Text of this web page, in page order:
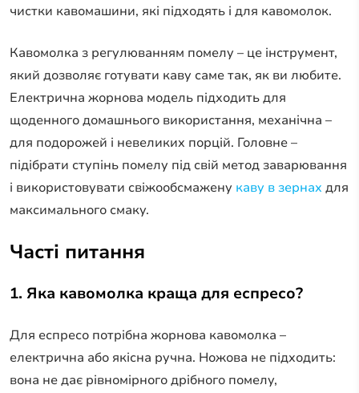
чистки кавомашини, які підходять і для кавомолок.
Кавомолка з регулюванням помелу – це інструмент,
який дозволяє готувати каву саме так, як ви любите.
Електрична жорнова модель підходить для
щоденного домашнього використання, механічна –
для подорожей і невеликих порцій. Головне –
підібрати ступінь помелу під свій метод заварювання
і використовувати свіжообсмажену каву в зернах для
максимального смаку.
Часті питання
1. Яка кавомолка краща для еспресо?
Для еспресо потрібна жорнова кавомолка –
електрична або якісна ручна. Ножова не підходить:
вона не дає рівномірного дрібного помелу,